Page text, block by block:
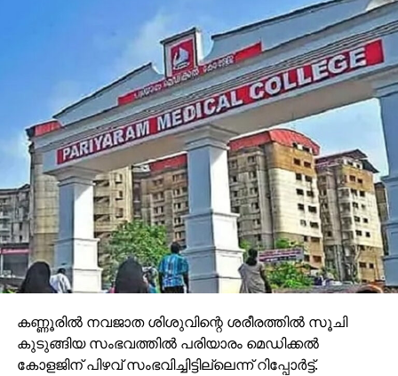
കണ്ണൂരില്‍ നവജാത ശിശുവിന്റെ ശരീരത്തില്‍ സൂചി
കുടുങ്ങിയ സംഭവത്തില്‍ പരിയാരം മെഡിക്കല്‍
കോളജിന് പിഴവ് സംഭവിച്ചിട്ടില്ലെന്ന് റിപ്പോര്‍ട്ട്.